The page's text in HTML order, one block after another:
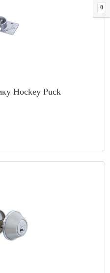
0
Hockey Puck